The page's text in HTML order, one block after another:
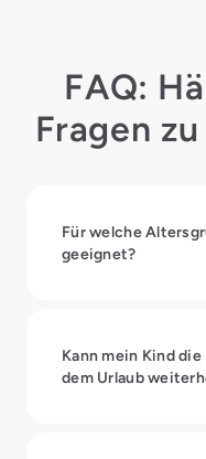
FAQ:
Fragen
Für welche
geeignet?
Kann mein Kind
dem Urlaub